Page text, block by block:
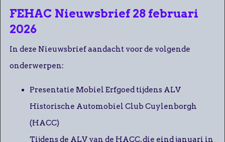
FEHAC Nieuwsbrief 28 februari
2026
In deze Nieuwsbrief aandacht voor de volgende
onderwerpen:
Presentatie Mobiel Erfgoed tijdens ALV
Historische Automobiel Club Cuylenborgh
(HACC)
Tijdens de ALV van de HACC, die eind januari in